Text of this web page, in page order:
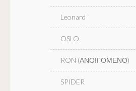
Leonard
OSLO
RON (ΑΝΟΙΓΟΜΕΝΟ)
SPIDER